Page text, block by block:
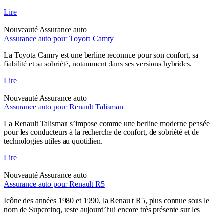
Lire
Nouveauté Assurance auto
Assurance auto pour Toyota Camry
La Toyota Camry est une berline reconnue pour son confort, sa
fiabilité et sa sobriété, notamment dans ses versions hybrides.
Lire
Nouveauté Assurance auto
Assurance auto pour Renault Talisman
La Renault Talisman s’impose comme une berline moderne pensée
pour les conducteurs à la recherche de confort, de sobriété et de
technologies utiles au quotidien.
Lire
Nouveauté Assurance auto
Assurance auto pour Renault R5
Icône des années 1980 et 1990, la Renault R5, plus connue sous le
nom de Supercinq, reste aujourd’hui encore très présente sur les